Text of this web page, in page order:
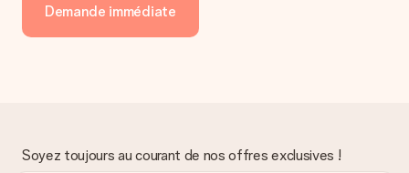
Demande immédiate
Soyez toujours au courant de nos offres exclusives !